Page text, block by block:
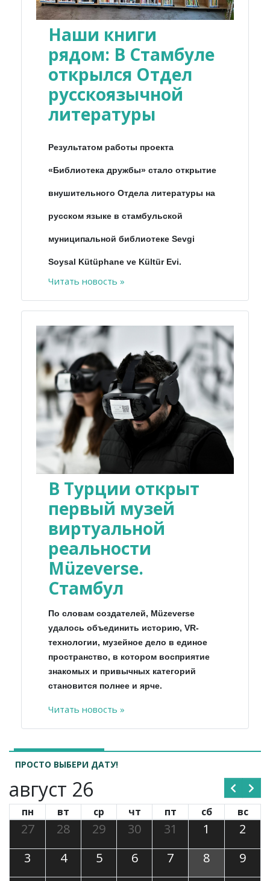
Наши книги
рядом: В Стамбуле
открылся Отдел
русскоязычной
литературы
Результатом работы проекта
«Библиотека дружбы» стало открытие
внушительного Отдела литературы на
русском языке в стамбульской
муниципальной библиотеке Sevgi
Soysal Kütüphane ve Kültür Evi.
Читать новость »
В Турции открыт
первый музей
виртуальной
реальности
Müzeverse.
Стамбул
По словам создателей, Müzeverse
удалось объединить историю, VR-
технологии, музейное дело в единое
пространство, в котором восприятие
знакомых и привычных категорий
становится полнее и ярче.
Читать новость »
ПРОСТО ВЫБЕРИ ДАТУ!
август 26
пн вт ср чт пт сб вс
27 28 29 30 31 1
2
3
4 5 6 7 8
9